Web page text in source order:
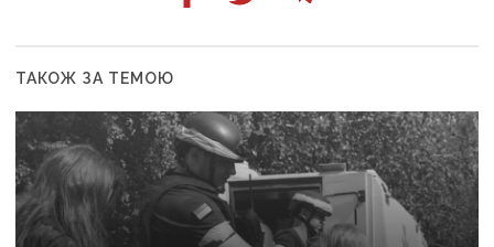
ТАКОЖ ЗА ТЕМОЮ